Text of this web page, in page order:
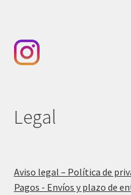
Legal
Aviso legal – Política de
Pagos - Envíos y plazo de